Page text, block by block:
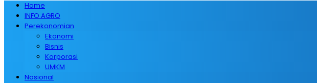
Home
INFO AGRO
Perekonomian
Ekonomi
Bisnis
Korporasi
UMKM
Nasional